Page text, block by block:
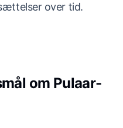
over tid.
om Pulaar-